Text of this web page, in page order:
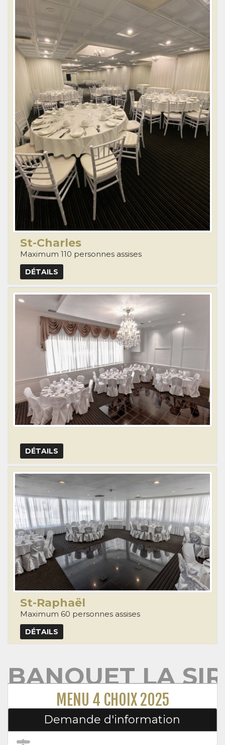
St-Charles
Maximum 110 personnes assises
DÉTAILS
DÉTAILS
St-Raphaël
Maximum 60 personnes assises
DÉTAILS
BANQUET LA
MENU 4 CHOIX 2025
Demande d'information